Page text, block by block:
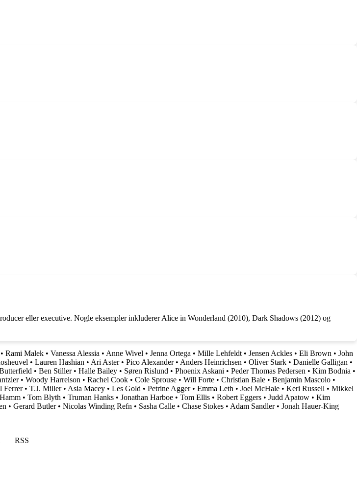
eller executive. Nogle eksempler inkluderer Alice in Wonderland (2010), Dark Shadows (2012) og
• Rami Malek • Vanessa Alessia • Anne Wivel • Jenna Ortega • Mille Lehfeldt • Jensen Ackles • Eli Brown • John
• Lauren Hashian • Ari Aster• Pico Alexander• Anders Heinrichsen • Oliver Stark • Danielle Galligan •
• Ben Stiller• Halle Bailey • Søren Rislund • Phoenix Askani • Peder Thomas Pedersen • Kim Bodnia •
• Woody Harrelson • Rachel Cook • Cole Sprouse • Will Forte • Christian Bale • Benjamin Mascolo •
Ferrer• T.J. Miller• Asia Macey • Les Gold • Petrine Agger• Emma Leth • Joel McHale • Keri Russell • Mikkel
• Tom Blyth • Truman Hanks • Jonathan Harboe • Tom Ellis • Robert Eggers • Judd Apatow • Kim
• Gerard Butler• Nicolas Winding Refn • Sasha Calle • Chase Stokes • Adam Sandler• Jonah Hauer-King
RSS